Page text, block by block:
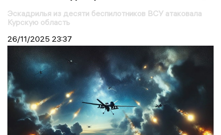
Эскадрилья из десяти беспилотников ВСУ атаковала
Курскую область
26/11/2025 23:37